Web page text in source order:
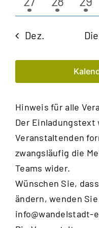
Veranstaltung
Dez.
Hinweis für alle
Der Einladungstext
Veranstaltenden
zwangsläufig die
Teams wider.
Wünschen Sie,
ändern, wenden
info@wandelstadt-